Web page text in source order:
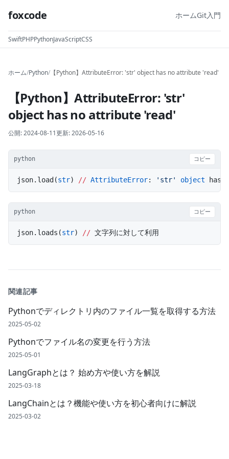
foxcode ホームGit入門
SwiftPHPPythonJavaScriptCSS
ホーム/Python/ 【Python】AttributeError: 'str' object has no attribute 'read'
【Python】AttributeError: 'str'
object has no attribute 'read'
公開:2024-08-11更新:2026-05-16
python コピー
json.load(str) // AttributeError: 'str' object has
python コピー
json.loads(str) // 文字列に対して利用
関連記事
Pythonでディレクトリ内のファイル一覧を取得する方法
2025-05-02
Pythonでファイル名の変更を行う方法
2025-05-01
LangGraphとは？ 始め方や使い方を解説
2025-03-18
LangChainとは？機能や使い方を初心者向けに解説
2025-03-02